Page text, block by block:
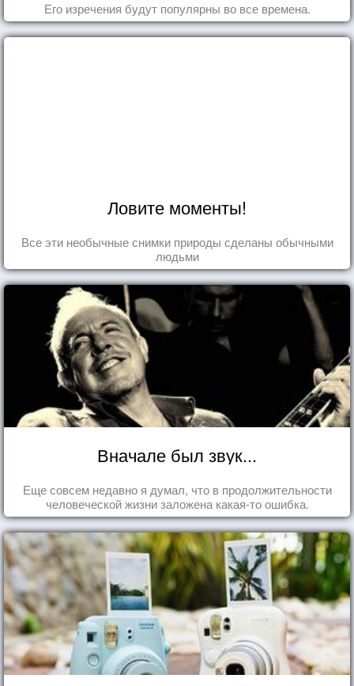
Его изречения будут популярны во все времена.
Ловите моменты!
Все эти необычные снимки природы сделаны обычными
людьми
Вначале был звук...
Еще совсем недавно я думал, что в продолжительности
человеческой жизни заложена какая-то ошибка.